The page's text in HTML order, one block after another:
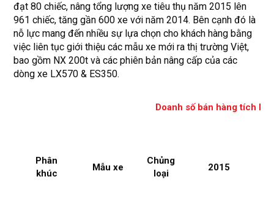
đạt 80 chiếc, nâng tổng lượng xe tiêu thụ năm 2015 lên
961 chiếc, tăng gần 600 xe với năm 2014. Bên cạnh đó là
nỗ lực mang đến nhiều sự lựa chọn cho khách hàng bằng
việc liên tục giới thiệu các mẫu xe mới ra thị trường Việt,
bao gồm NX 200t và các phiên bản nâng cấp của các
dòng xe LX570 & ES350.
Doanh số bán hàng tích
Phân
khúc
Mẫu xe
Chủng
loại
2015